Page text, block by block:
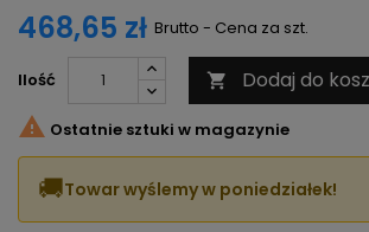
468,65 zł Brutto - Cena za szt.
Ilość  Dodaj do
 Ostatnie sztuki w magazynie
🚚Towar wyślemy w poniedziałek!